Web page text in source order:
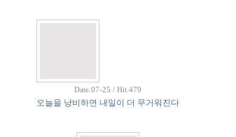
Date.07-25 / Hit.479
오늘을 낭비하면 내일이 더 무거워진다